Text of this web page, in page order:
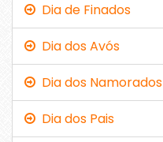
Dia de Finados
Dia dos Avós
Dia dos Namorados
Dia dos Pais